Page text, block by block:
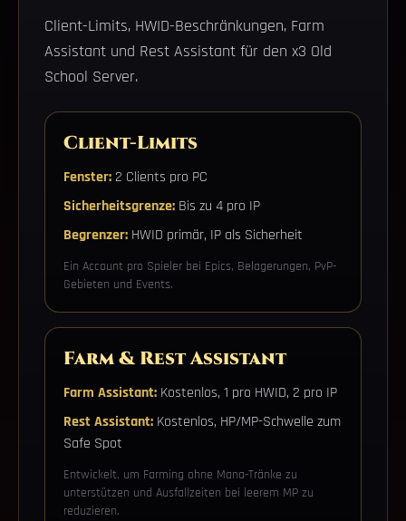
Client-Limits, HWID-Beschränkungen, Farm
Assistant und Rest Assistant für den x3 Old
School Server.
Client-Limits
Fenster: 2 Clients pro PC
Sicherheitsgrenze: Bis zu 4 pro IP
Begrenzer: HWID primär, IP als Sicherheit
Ein Account pro Spieler bei Epics, Belagerungen, PvP-
Gebieten und Events.
Farm & Rest Assistant
Farm Assistant: Kostenlos, 1 pro HWID, 2 pro IP
Rest Assistant: Kostenlos, HP/MP-Schwelle zum
Safe Spot
Entwickelt, um Farming ohne Mana-Tränke zu
unterstützen und Ausfallzeiten bei leerem MP zu
reduzieren.